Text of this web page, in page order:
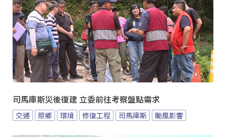
司馬庫斯災後復建 立委前往考察盤點需求
交通 原鄉 環境 修復工程 司馬庫斯 颱風影響